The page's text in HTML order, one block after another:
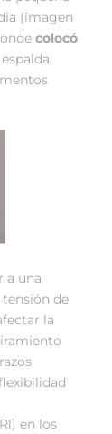
(imagen
colocó
a una
de
la
en los